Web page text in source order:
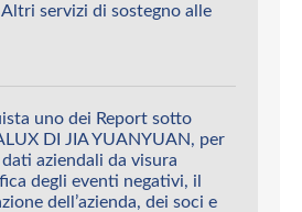
Altri servizi di sostegno alle
uno dei Report sotto
DI JIA YUANYUAN, per
aziendali da visura
degli eventi negativi, il
dell’azienda, dei soci e